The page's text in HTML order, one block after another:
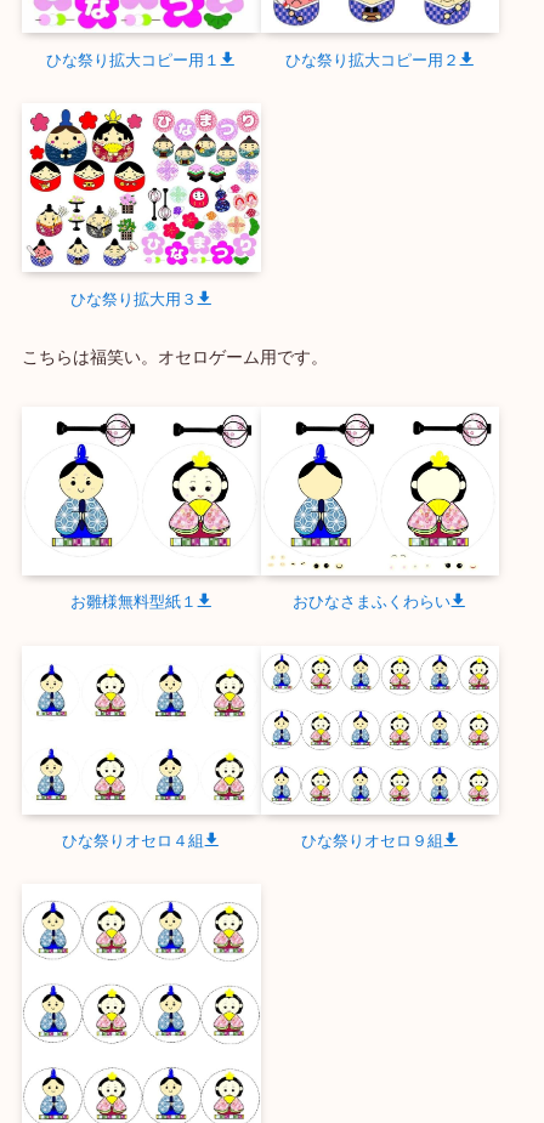
ひな祭り拡大コピー用１ ひな祭り拡大コピー用２
ひな祭り拡大用３
こちらは福笑い。オセロゲーム用です。
お雛様無料型紙１ おひなさまふくわらい
ひな祭りオセロ４組 ひな祭りオセロ９組